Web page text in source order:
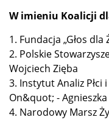
W imieniu Koalicji
1. Fundacja „Głos dla
2. Polskie
Wojciech Zięba
3. Instytut Analiz Płci
On&quot; -
4. Narodowy Marsz